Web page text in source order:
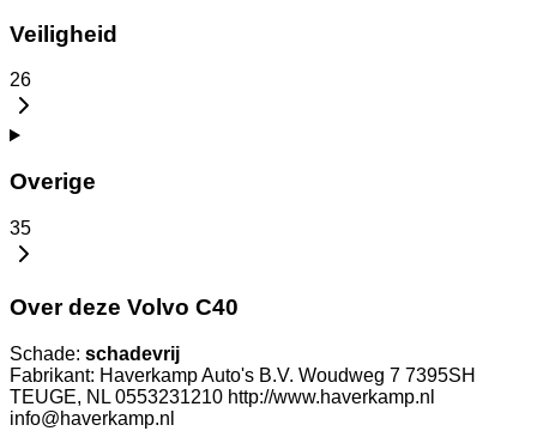
Veiligheid
26
Overige
35
Over deze Volvo C40
Schade: schadevrij
Fabrikant: Haverkamp Auto's B.V. Woudweg 7 7395SH
TEUGE, NL 0553231210 http://www.haverkamp.nl
info@haverkamp.nl